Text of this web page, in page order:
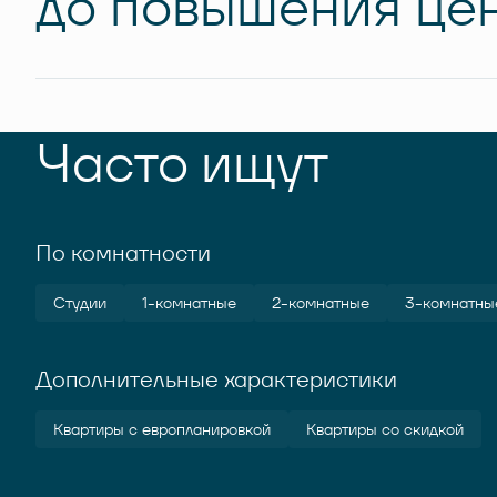
Часто ищут
По комнатности
Студии 1-комнатные 2-комнатные 3-
Дополнительные характеристики
Квартиры с европланировкой Квартиры со скидкой